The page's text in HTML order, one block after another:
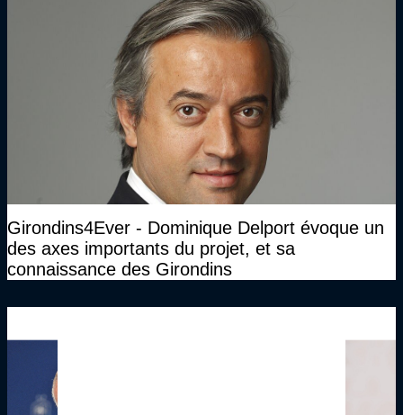
Girondins4Ever - Dominique Delport évoque un
des axes importants du projet, et sa
connaissance des Girondins